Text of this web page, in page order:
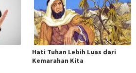
Hati Tuhan Lebih Luas dari
Kemarahan Kita